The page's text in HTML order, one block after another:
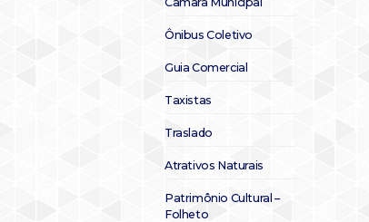
Ônibus Coletivo
Guia Comercial
Taxistas
Traslado
Atrativos Naturais
Patrimônio Cultural –
Folheto